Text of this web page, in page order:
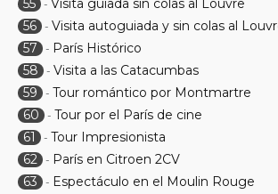
55 - Visita guiada sin colas al Louvre
56 - Visita autoguiada y sin colas al
57
- París Histórico
58
- Visita a las Catacumbas
59
- Tour romántico por Montmartre
60
- Tour por el París de cine
61
- Tour Impresionista
62 - París en Citroen 2CV
63
- Espectáculo en el Moulin Rouge